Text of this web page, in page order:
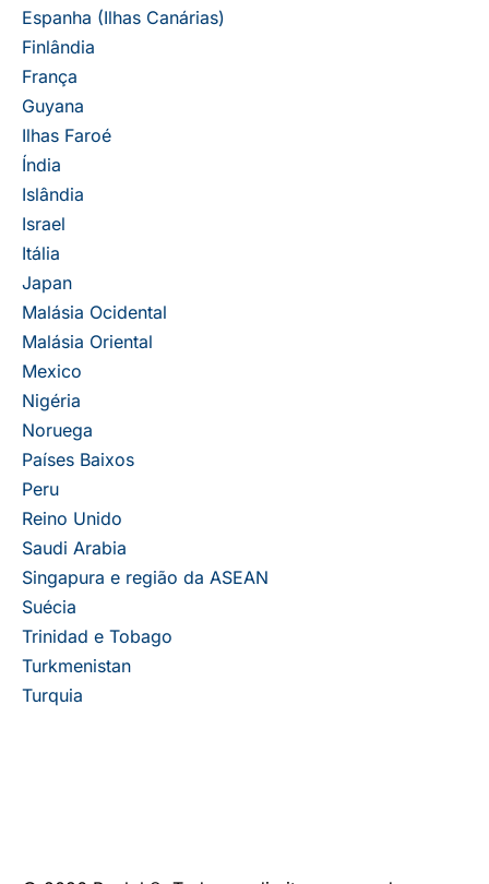
Espanha (Ilhas Canárias)
Finlândia
França
Guyana
Ilhas Faroé
Índia
Islândia
Israel
Itália
Japan
Malásia Ocidental
Malásia Oriental
Mexico
Nigéria
Noruega
Países Baixos
Peru
Reino Unido
Saudi Arabia
Singapura e região da ASEAN
Suécia
Trinidad e Tobago
Turkmenistan
Turquia